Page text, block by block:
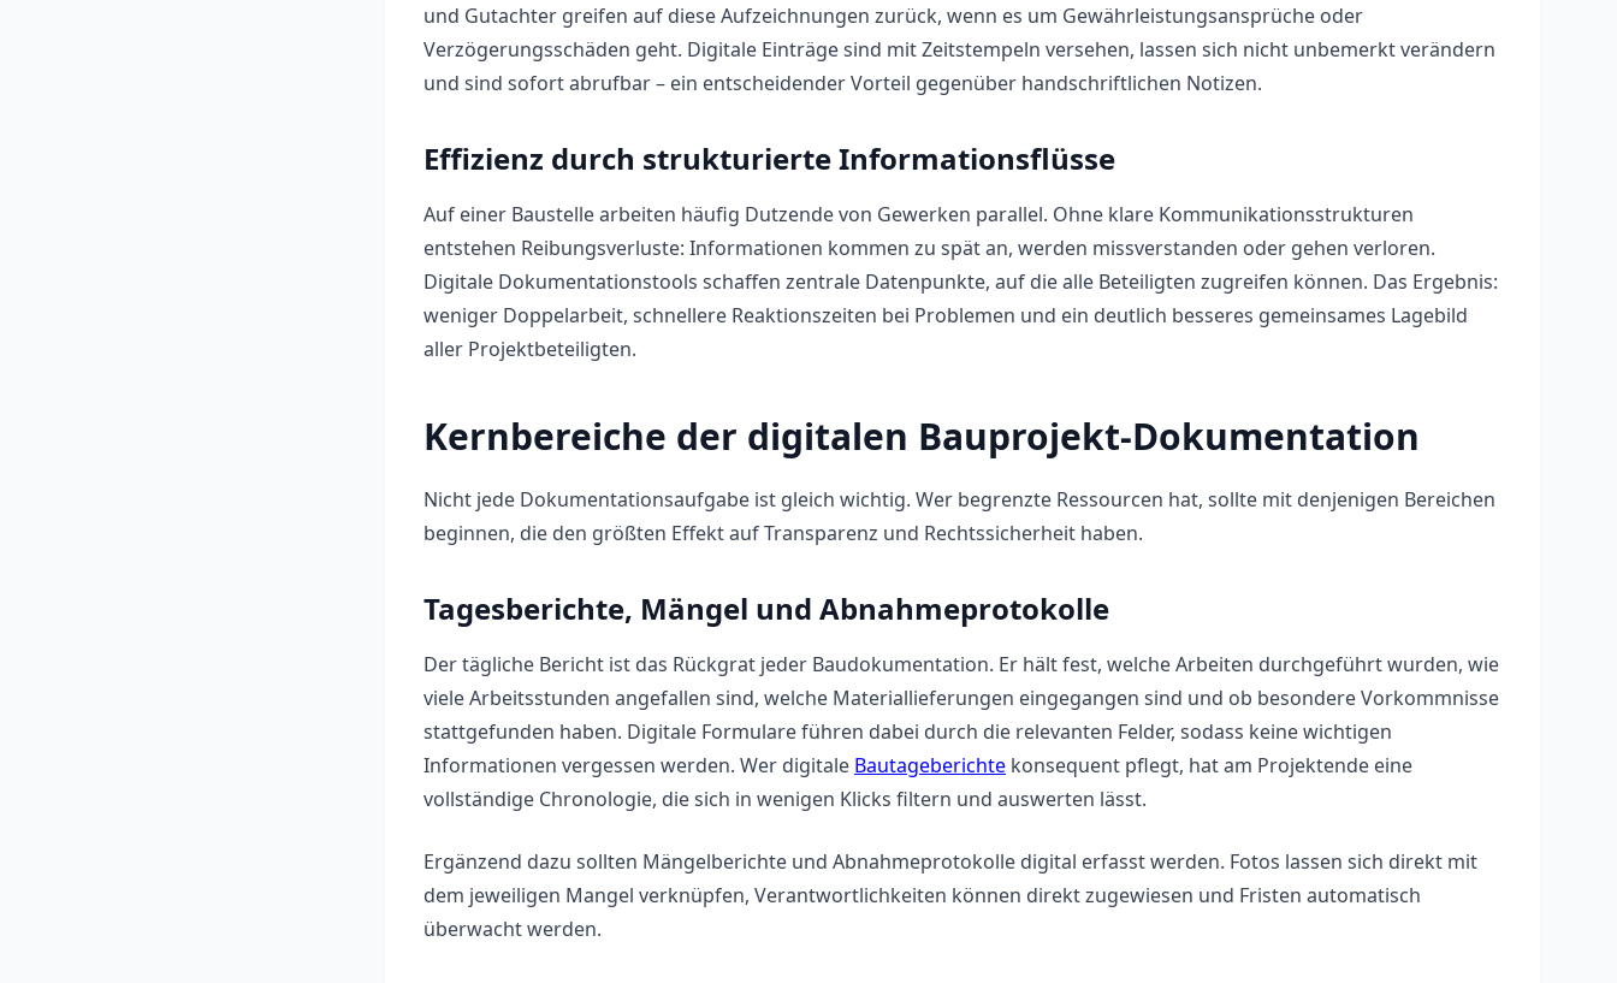
und Gutachter greifen auf diese Aufzeichnungen zurück, wenn es um Gewährleistungsansprüche oder
Verzögerungsschäden geht. Digitale Einträge sind mit Zeitstempeln versehen, lassen sich nicht unbemerkt verändern
und sind sofort abrufbar – ein entscheidender Vorteil gegenüber handschriftlichen Notizen.
Effizienz durch strukturierte Informationsflüsse
Auf einer Baustelle arbeiten häufig Dutzende von Gewerken parallel. Ohne klare Kommunikationsstrukturen
entstehen Reibungsverluste: Informationen kommen zu spät an, werden missverstanden oder gehen verloren.
Digitale Dokumentationstools schaffen zentrale Datenpunkte, auf die alle Beteiligten zugreifen können. Das Ergebnis:
weniger Doppelarbeit, schnellere Reaktionszeiten bei Problemen und ein deutlich besseres gemeinsames Lagebild
aller Projektbeteiligten.
Kernbereiche der digitalen Bauprojekt-Dokumentation
Nicht jede Dokumentationsaufgabe ist gleich wichtig. Wer begrenzte Ressourcen hat, sollte mit denjenigen Bereichen
beginnen, die den größten Effekt auf Transparenz und Rechtssicherheit haben.
Tagesberichte, Mängel und Abnahmeprotokolle
Der tägliche Bericht ist das Rückgrat jeder Baudokumentation. Er hält fest, welche Arbeiten durchgeführt wurden, wie
viele Arbeitsstunden angefallen sind, welche Materiallieferungen eingegangen sind und ob besondere Vorkommnisse
stattgefunden haben. Digitale Formulare führen dabei durch die relevanten Felder, sodass keine wichtigen
Informationen vergessen werden. Wer digitale Bautageberichte konsequent pflegt, hat am Projektende eine
vollständige Chronologie, die sich in wenigen Klicks filtern und auswerten lässt.
Ergänzend dazu sollten Mängelberichte und Abnahmeprotokolle digital erfasst werden. Fotos lassen sich direkt mit
dem jeweiligen Mangel verknüpfen, Verantwortlichkeiten können direkt zugewiesen und Fristen automatisch
überwacht werden.